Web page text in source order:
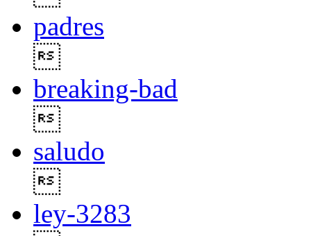
padres
breaking-bad
saludo
ley-3283